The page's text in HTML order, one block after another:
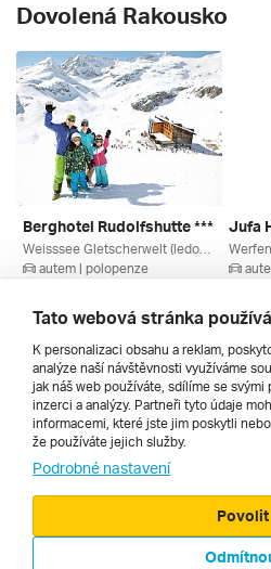
Dovolená Rakousko
Berghotel Rudolfshutte ***
autem | polopenze
9 210 Kč
Jufa
8 820
Všechny
Cestopisy
Tato webová stránka
K personalizaci obsahu a reklam,
analýze naší návštěvnosti využíváme
jak náš web používáte, sdílíme se svými
inzerci a analýzy. Partneři tyto údaje
informacemi, které jste jim poskytli
že používáte jejich služby.
Podrobné nastavení
Povolit